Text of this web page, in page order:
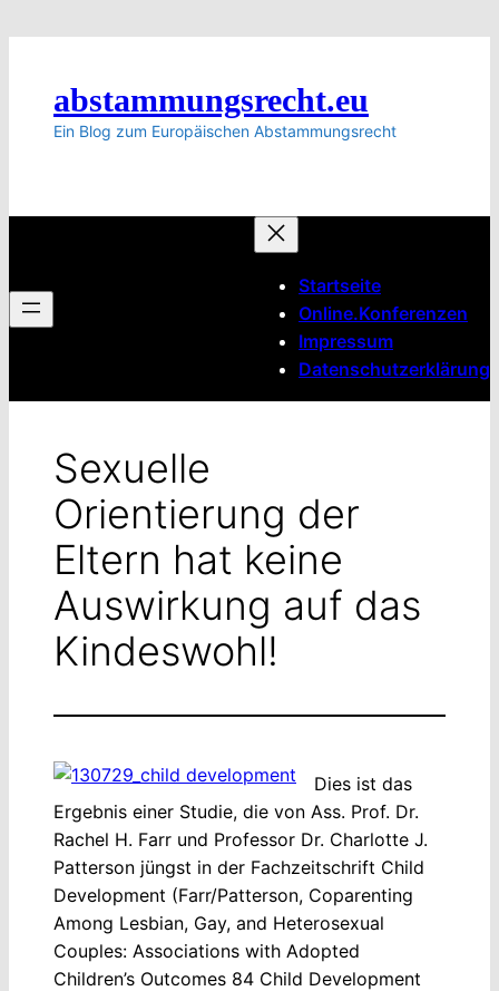
abstammungsrecht.eu
Ein Blog zum Europäischen Abstammungsrecht
Startseite
Online.Konferenzen
Impressum
Datenschutzerklärung
Sexuelle
Orientierung der
Eltern hat keine
Auswirkung auf das
Kindeswohl!
Dies ist das
Ergebnis einer Studie, die von Ass. Prof. Dr.
Rachel H. Farr und Professor Dr. Charlotte J.
Patterson jüngst in der Fachzeitschrift Child
Development (Farr/Patterson, Coparenting
Among Lesbian, Gay, and Heterosexual
Couples: Associations with Adopted
Children’s Outcomes 84 Child Development